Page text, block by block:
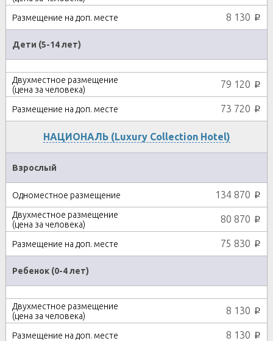
8 130 p
Дети (5-14 лет)
79 120 p
73 720 p
НАЦИОНАЛЬ (Luxury Collection Hotel)
Взрослый
134 870 p
80 870 p
75 830 p
Ребенок (0-4 лет)
8 130 p
8 130 p